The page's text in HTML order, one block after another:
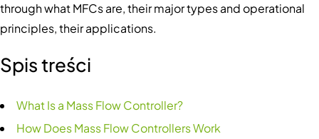
through what MFCs are, their major types and operational
principles, their applications.
Spis treści
What Is a Mass Flow Controller?
How Does Mass Flow Controllers Work